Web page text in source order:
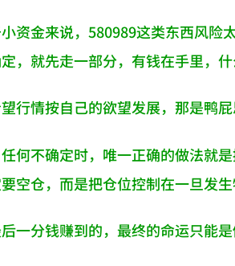
资金来说，580989这类东西风险
，就先走一部分，有钱在手里，什
行情按自己的欲望发展，那是鸭屁
何不确定时，唯一正确的做法就
空仓，而是把仓位控制在一旦发
一分钱赚到的，最终的命运只能是